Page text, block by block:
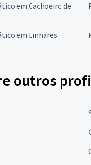
em Cachoeiro de
em Linhares
outros